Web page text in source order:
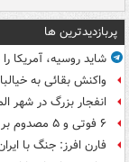
پربازدیدترین ها
شاید روسیه، آمریکا
واکنش بقائی به
انفجار بزرگ در شهر
۶ فوتی و ۵ مصدوم بر اثر تصادف زنجیره‌ای
فارن افرز: جنگ با